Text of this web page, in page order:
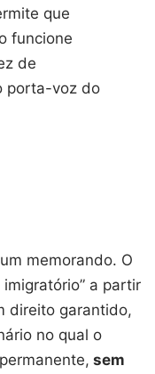
que
funcione
de
porta-voz do
memorando. O
a partir
direito garantido,
no qual o
sem